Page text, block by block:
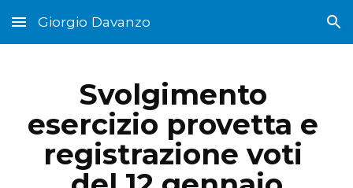
Skip to main content Skip to navigation
Giorgio Davanzo
Svolgimento
esercizio provetta e
registrazione voti